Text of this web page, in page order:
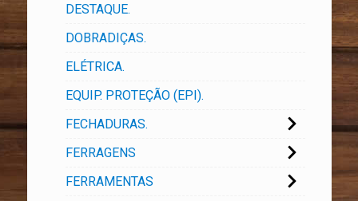
DESTAQUE.
DOBRADIÇAS.
ELÉTRICA.
EQUIP. PROTEÇÃO (EPI).
FECHADURAS.
FERRAGENS
FERRAMENTAS